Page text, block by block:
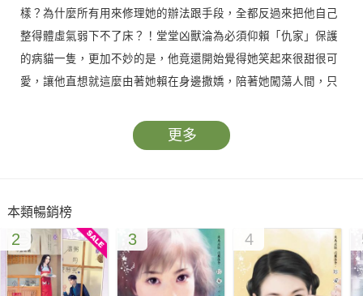
樣？為什麼所有用來修理她的辦法跟手段，全都反過來把他自己
整得體虛氣弱下不了床？！堂堂凶獸淪為必須仰賴「仇家」保護
的病貓一隻，更加不妙的是，他竟還開始覺得她笑起來很甜很可
愛，讓他直想就這麼由著她賴在身邊撒嬌，陪著她闖蕩人間，只
更多
本類暢銷榜
2 3 4